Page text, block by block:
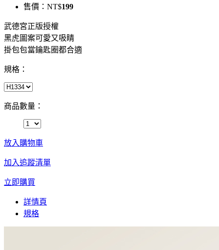
售價： NT$199
武德宮正版授權
黑虎圖案可愛又吸睛
掛包包當鑰匙圈都合適
規格：
商品數量：
放入購物車
加入追蹤清單
立即購買
詳情頁
規格